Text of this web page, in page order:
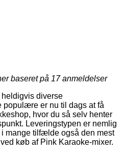
baseret på 17anmeldelser
diverse
populære er nu til dags at få
hvor du så selv henter
Leveringstypen er nemlig
mange tilfælde også den mest
køb af Pink Karaoke-mixer.